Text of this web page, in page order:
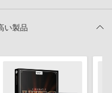
KONTAKTフォーマットは、製品版
シリアルナンバーをお知らせするメールの2
ます説明に沿って、製品のダウンロード／
い製品